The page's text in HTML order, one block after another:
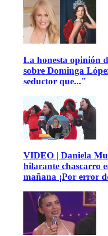
La honesta opinión
sobre Dominga
seductor que..."
VIDEO | Daniela
hilarante chascarro
mañana ¡Por error